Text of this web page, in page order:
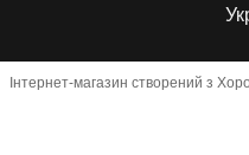
Інтернет-магазин створений з